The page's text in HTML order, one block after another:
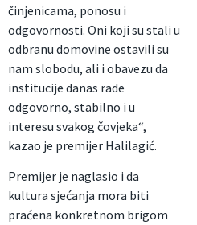
činjenicama, ponosu i
odgovornosti. Oni koji su stali u
odbranu domovine ostavili su
nam slobodu, ali i obavezu da
institucije danas rade
odgovorno, stabilno i u
interesu svakog čovjeka“,
kazao je premijer Halilagić.
Premijer je naglasio i da
kultura sjećanja mora biti
praćena konkretnom brigom